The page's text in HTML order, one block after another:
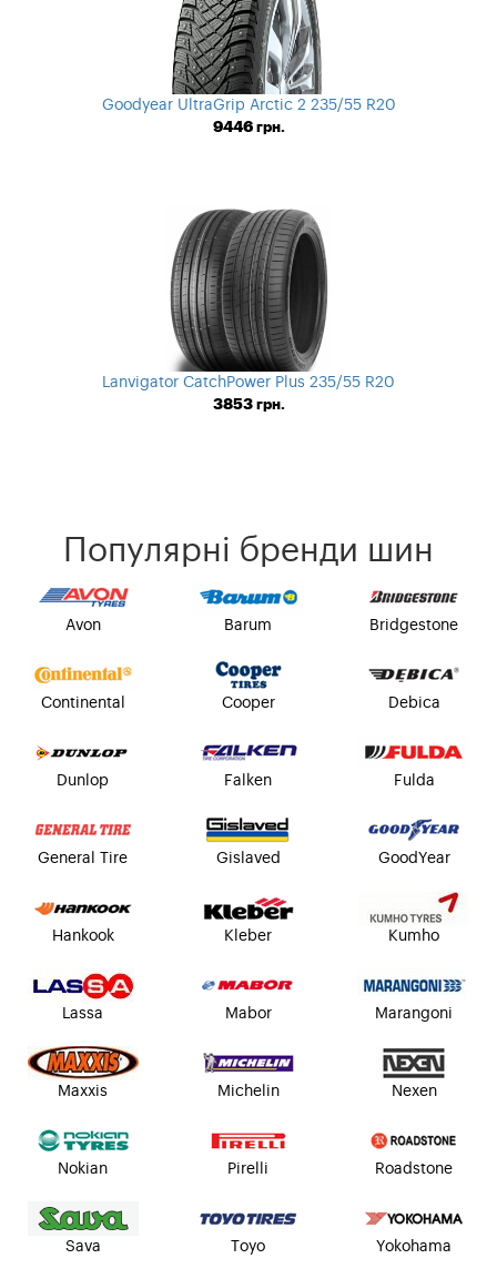
Goodyear UltraGrip Arctic 2 235/55 R20
9446 грн.
Lanvigator CatchPower Plus 235/55 R20
3853 грн.
Популярні бренди шин
Avon Barum Bridgestone
Continental Cooper Debica
Dunlop Falken Fulda
General Tire Gislaved GoodYear
Hankook Kleber Kumho
Lassa Mabor Marangoni
Maxxis Michelin Nexen
Nokian Pirelli Roadstone
Sava Toyo Yokohama